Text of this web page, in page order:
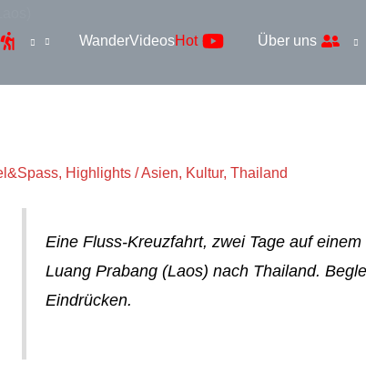
WanderVideosHot Über uns
, Highlights/Asien, Kultur, Thailand
Eine Fluss-Kreuzfahrt, zwei Tage auf
Luang Prabang (Laos) nach Thailand.
Eindrücken.